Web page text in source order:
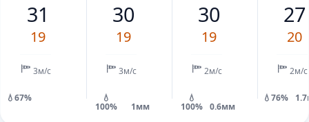
31
19
3м/с
💧67%
30
19
3м/с
💧
100% 1мм
30
19
2м/с
💧
100% 0.6мм
27
20
2м/с
💧76%